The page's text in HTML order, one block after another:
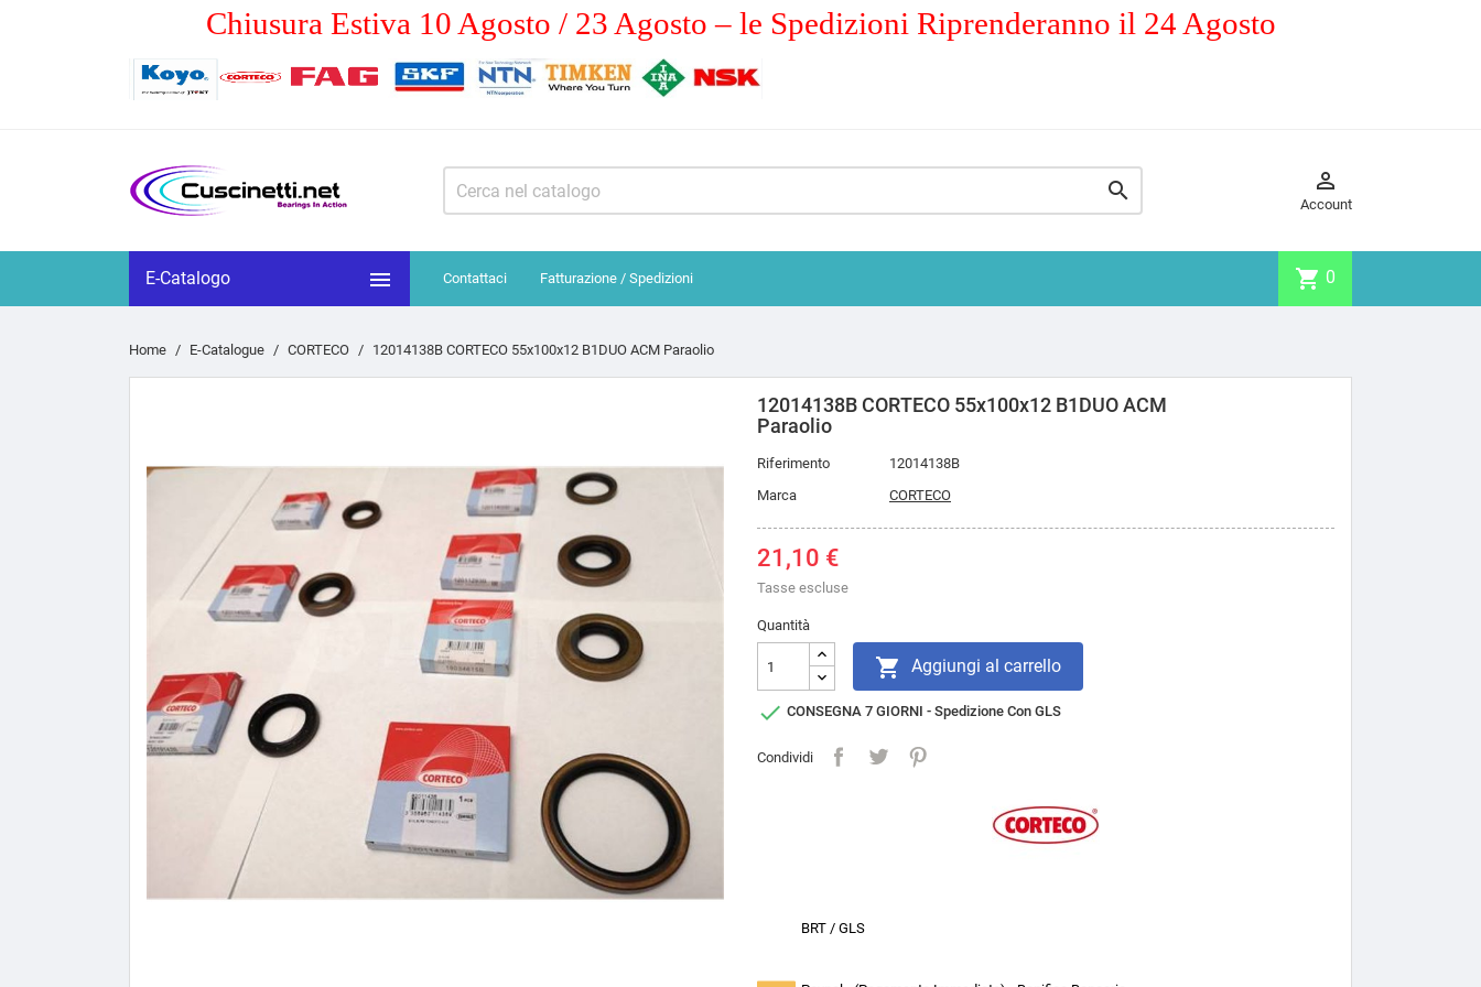
Chiusura Estiva 10 Agosto / 23 Agosto – le Spedizioni Riprenderanno il 24 Agosto
 
Account
E-Catalogo  Contattaci Fatturazione / Spedizioni shopping_cart 0
Home E-Catalogue CORTECO 12014138B CORTECO 55x100x12 B1DUO ACM Paraolio
12014138B CORTECO 55x100x12 B1DUO ACM
Paraolio
Riferimento
12014138B
Marca
CORTECO
21,10 €
Tasse escluse
Quantità
 Aggiungi al carrello
 CONSEGNA 7 GIORNI - Spedizione Con GLS
Condividi
BRT / GLS